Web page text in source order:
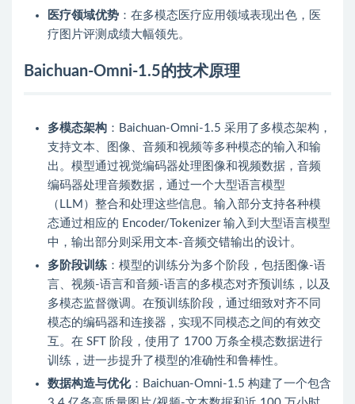
医疗领域优势 ：在多模态医疗应用领域表现出色，医
疗图片评测成绩大幅领先。
Baichuan-Omni-1.5的技术原理
多模态架构 ：Baichuan-Omni-1.5 采用了多模态架构，
支持文本、图像、音频和视频等多种模态的输入和输
出。模型通过视觉编码器处理图像和视频数据，音频
编码器处理音频数据，通过一个大型语言模型
（LLM）整合和处理这些信息。输入部分支持各种模
态通过相应的 Encoder/Tokenizer 输入到大型语言模型
中，输出部分则采用文本-音频交错输出的设计。
多阶段训练 ：模型的训练分为多个阶段，包括图像-语
言、视频-语言和音频-语言的多模态对齐预训练，以及
多模态监督微调。在预训练阶段，通过细致对齐不同
模态的编码器和连接器，实现不同模态之间的有效交
互。在 SFT 阶段，使用了 1700 万条全模态数据进行
训练，进一步提升了模型的准确性和鲁棒性。
数据构造与优化：Baichuan-Omni-1.5 构建了一个包含